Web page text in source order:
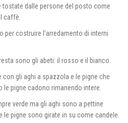
tostate dalle persone del posto come
caffè.
per costruire l’arredamento di interni
sono gli abeti: il rosso e il bianco.
con gli aghi a spazzola e le pigne che
pigne cadono rimanendo intere.
verde ma gli aghi sono a pettine
le pigne sono girate in su come candele.